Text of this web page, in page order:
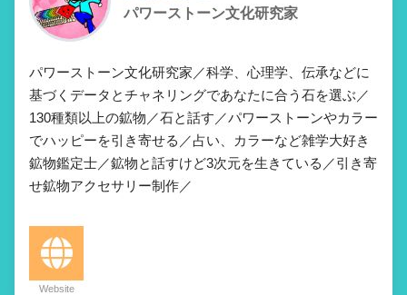
パワーストーン文化研究家
パワーストーン文化研究家／科学、心理学、伝承などに
基づくデータとチャネリングであなたに合う石を選ぶ／
130種類以上の鉱物／石と話す／パワーストーンやカラー
でハッピーを引き寄せる／占い、カラーなど雑学大好き
鉱物鑑定士／鉱物と話すけど3次元を生きている／引き寄
せ鉱物アクセサリー制作／
Website